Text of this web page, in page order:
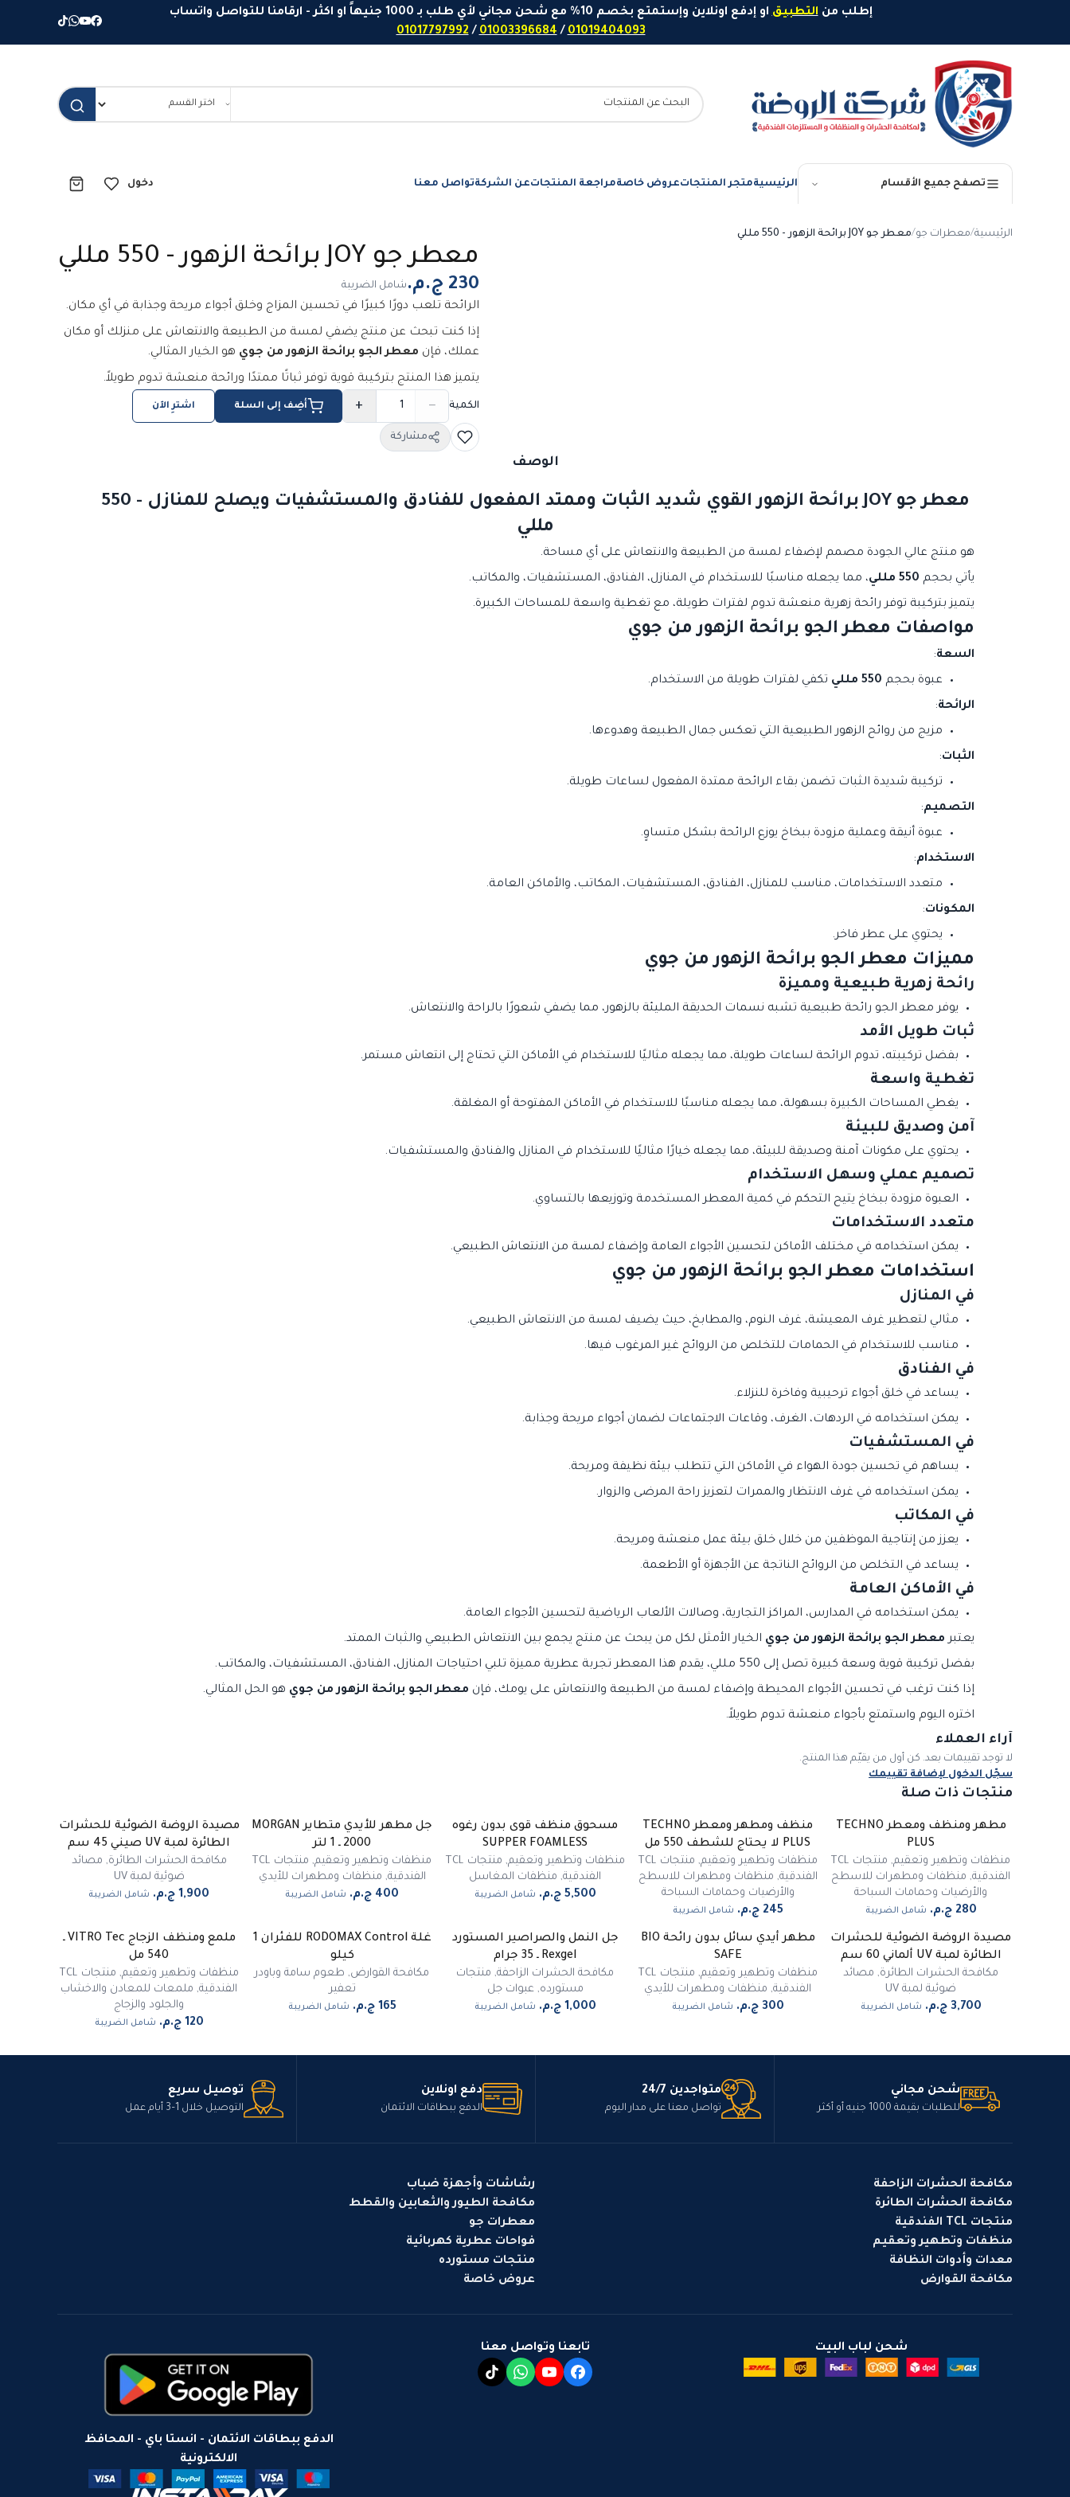
إطلب منالتطبيق او إدفع اونلاين وإستمتع بخصم 10% مع شحن مجاني لأي طلب بـ 1000 جنيهاً او اكثر - ارقامنا للتواصل واتساب
01019404093
/
01003396684
/
01017797992
تصفح جميع الأقسام الرئيسيةمتجر المنتجاتعروض خاصةمراجعة المنتجاتعن الشركةتواصل معنا دخول
الرئيسية/معطرات جو/معطر جو JOY برائحة الزهور - 550 مللي
معطر جو JOY برائحة الزهور - 550 مللي
شامل الضريبة
الرائحة تلعب دورًا كبيرًا في تحسين المزاج وخلق أجواء مريحة وجذابة في أي مكان.
إذا كنت تبحث عن منتج يضفي لمسة من الطبيعة والانتعاش على منزلك أو مكان
عملك، فإن معطر الجو برائحة الزهور من جوي هو الخيار المثالي.
يتميز هذا المنتج بتركيبة قوية توفر ثباتًا ممتدًا ورائحة منعشة تدوم طويلاً.
الكمية −
+ أضِف إلى السلة اشترِ الآن
مشاركة
الوصف
معطر جو JOY برائحة الزهور القوي شديد الثبات وممتد المفعول للفنادق والمستشفيات ويصلح للمنازل - 550
مللي
هو منتج عالي الجودة مصمم لإضفاء لمسة من الطبيعة والانتعاش على أي مساحة.
يأتي بحجم 550 مللي
، مما يجعله مناسبًا للاستخدام في المنازل، الفنادق، المستشفيات، والمكاتب.
يتميز بتركيبة توفر رائحة زهرية منعشة تدوم لفترات طويلة، مع تغطية واسعة للمساحات الكبيرة.
مواصفات معطر الجو برائحة الزهور من جوي
السعة:
عبوة بحجم 550 مللي
تكفي لفترات طويلة من الاستخدام.
الرائحة:
مزيج من روائح الزهور الطبيعية التي تعكس جمال الطبيعة وهدوءها.
الثبات:
تركيبة شديدة الثبات تضمن بقاء الرائحة ممتدة المفعول لساعات طويلة.
التصميم:
عبوة أنيقة وعملية مزودة ببخاخ يوزع الرائحة بشكل متساوٍ.
الاستخدام:
متعدد الاستخدامات، مناسب للمنازل، الفنادق، المستشفيات، المكاتب، والأماكن العامة.
المكونات:
يحتوي على عطر فاخر.
مميزات معطر الجو برائحة الزهور من جوي
رائحة زهرية طبيعية ومميزة
يوفر معطر الجو رائحة طبيعية تشبه نسمات الحديقة المليئة بالزهور، مما يضفي شعورًا بالراحة والانتعاش.
ثبات طويل الأمد
بفضل تركيبته، تدوم الرائحة لساعات طويلة، مما يجعله مثاليًا للاستخدام في الأماكن التي تحتاج إلى انتعاش مستمر.
تغطية واسعة
يغطي المساحات الكبيرة بسهولة، مما يجعله مناسبًا للاستخدام في الأماكن المفتوحة أو المغلقة.
آمن وصديق للبيئة
يحتوي على مكونات آمنة وصديقة للبيئة، مما يجعله خيارًا مثاليًا للاستخدام في المنازل والفنادق والمستشفيات.
تصميم عملي وسهل الاستخدام
العبوة مزودة ببخاخ يتيح التحكم في كمية المعطر المستخدمة وتوزيعها بالتساوي.
متعدد الاستخدامات
يمكن استخدامه في مختلف الأماكن لتحسين الأجواء العامة وإضفاء لمسة من الانتعاش الطبيعي.
استخدامات معطر الجو برائحة الزهور من جوي
في المنازل
مثالي لتعطير غرف المعيشة، غرف النوم، والمطابخ، حيث يضيف لمسة من الانتعاش الطبيعي.
مناسب للاستخدام في الحمامات للتخلص من الروائح غير المرغوب فيها.
في الفنادق
يساعد في خلق أجواء ترحيبية وفاخرة للنزلاء.
يمكن استخدامه في الردهات، الغرف، وقاعات الاجتماعات لضمان أجواء مريحة وجذابة.
في المستشفيات
يساهم في تحسين جودة الهواء في الأماكن التي تتطلب بيئة نظيفة ومريحة.
يمكن استخدامه في غرف الانتظار والممرات لتعزيز راحة المرضى والزوار.
في المكاتب
يعزز من إنتاجية الموظفين من خلال خلق بيئة عمل منعشة ومريحة.
يساعد في التخلص من الروائح الناتجة عن الأجهزة أو الأطعمة.
في الأماكن العامة
يمكن استخدامه في المدارس، المراكز التجارية، وصالات الألعاب الرياضية لتحسين الأجواء العامة.
يعتبر معطر الجو برائحة الزهور من جوي الخيار الأمثل لكل من يبحث عن منتج يجمع بين الانتعاش الطبيعي والثبات الممتد.
بفضل تركيبة قوية وسعة كبيرة تصل إلى 550 مللي، يقدم هذا المعطر تجربة عطرية مميزة تلبي احتياجات المنازل، الفنادق، المستشفيات، والمكاتب.
إذا كنت ترغب في تحسين الأجواء المحيطة وإضفاء لمسة من الطبيعة والانتعاش على يومك، فإن معطر الجو برائحة الزهور من جوي هو الحل المثالي.
اختره اليوم واستمتع بأجواء منعشة تدوم طويلاً.
آراء العملاء
لا توجد تقييمات بعد. كن أول من يقيّم هذا المنتج.
سجّل الدخول لإضافة تقييمك
منتجات ذات صلة
مطهر ومنظف ومعطر TECHNO
PLUS
منظفات وتطهير وتعقيم,
منتجات TCL
الفندقية, منظفات ومطهرات للاسطح
والأرضيات وحمامات السباحة
شامل الضريبة
منظف ومطهر ومعطر TECHNO
PLUS لا يحتاج للشطف 550 مل
منظفات وتطهير وتعقيم,
منتجات TCL
الفندقية, منظفات ومطهرات للاسطح
والأرضيات وحمامات السباحة
شامل الضريبة
مسحوق منظف قوى بدون رغوه
SUPPER FOAMLESS
منظفات وتطهير وتعقيم,
منتجات TCL
الفندقية, منظفات المغاسل
شامل الضريبة
جل مطهر للأيدي متطاير MORGAN
2000 ـ 1 لتر
منظفات وتطهير وتعقيم,
منتجات TCL
الفندقية, منظفات ومطهرات للأيدي
شامل الضريبة
مصيدة الروضة الضوئية للحشرات
الطائرة لمبة UV صيني 45 سم
مكافحة الحشرات الطائرة, مصائد
ضوئية لمبة UV
شامل الضريبة
مصيدة الروضة الضوئية للحشرات
الطائرة لمبة UV ألماني 60 سم
مكافحة الحشرات الطائرة, مصائد
ضوئية لمبة UV
شامل الضريبة
غير متوفر
مطهر أيدي سائل بدون رائحة BIO
SAFE
منظفات وتطهير وتعقيم,
منتجات TCL
الفندقية, منظفات ومطهرات للأيدي
شامل الضريبة
غير متوفر
جل النمل والصراصير المستورد
Rexgel ـ 35 جرام
مكافحة الحشرات الزاحفة, منتجات
مستورده,عبوات جل
شامل الضريبة
غلة RODOMAX Control للفئران 1
كيلو
مكافحة القوارض, طعوم سامة وباودر
تعفير
شامل الضريبة
ملمع ومنظف الزجاج VITRO Tec ـ
540 مل
منظفات وتطهير وتعقيم,
منتجات TCL
الفندقية, ملمعات للمعادن والاخشاب
والجلود والزجاج
شامل الضريبة
شحن مجاني
للطلبات بقيمة 1000 جنيه أو أكثر
متواجدين 24/7
تواصل معنا على مدار اليوم
دفع اونلاين
الدفع ببطاقات الائتمان
توصيل سريع
التوصيل خلال 1–3 أيام عمل
مكافحة الحشرات الزاحفة
مكافحة الحشرات الطائرة
منتجات TCL الفندقية
منظفات وتطهير وتعقيم
معدات وأدوات النظافة
مكافحة القوارض
رشاشات وأجهزة ضباب
مكافحة الطيور والثعابين والقطط
معطرات جو
فواحات عطرية كهربائية
منتجات مستورده
عروض خاصة
شحن لباب البيت تابعنا وتواصل معنا
الدفع ببطاقات الائتمان - انستا باي - المحافظ
الالكترونية